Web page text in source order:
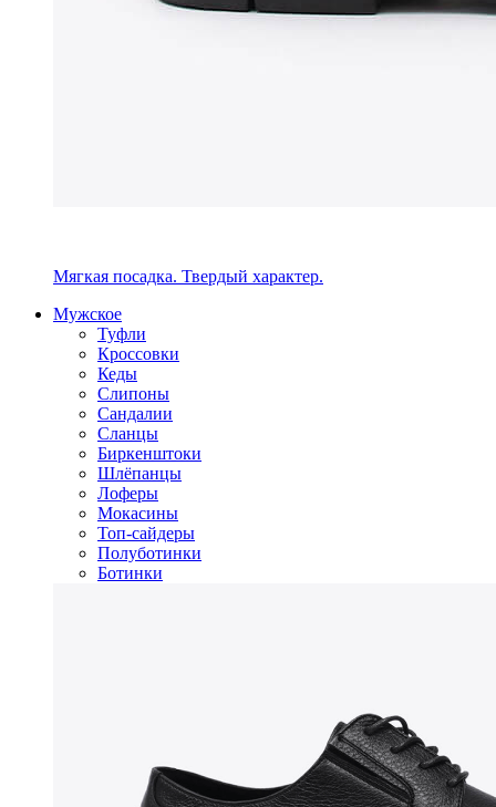
Мягкая посадка. Твердый характер.
Мужское
Туфли
Кроссовки
Кеды
Слипоны
Сандалии
Сланцы
Биркенштоки
Шлёпанцы
Лоферы
Мокасины
Топ-сайдеры
Полуботинки
Ботинки